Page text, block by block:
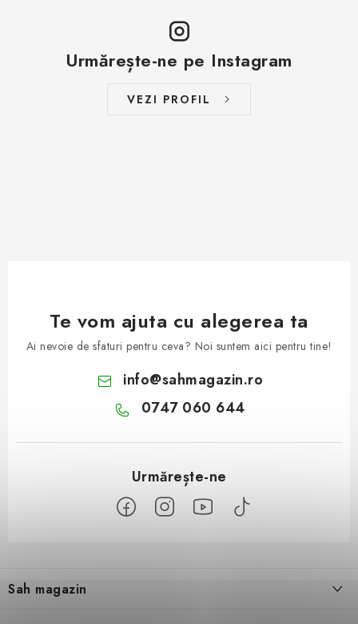
Urmărește-ne pe Instagram
VEZI PROFIL
Te vom ajuta cu alegerea ta
Ai nevoie de sfaturi pentru ceva? Noi suntem aici pentru tine!
info@sahmagazin.ro
0747 060 644
bSah magazin